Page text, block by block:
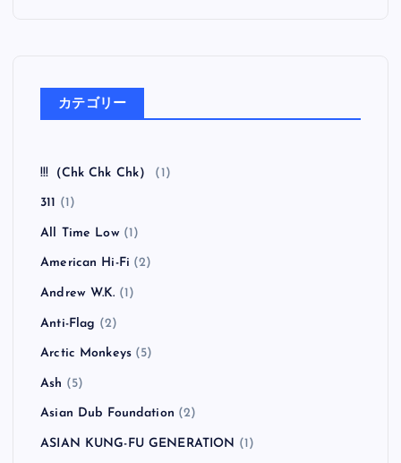
カテゴリー
!!!（Chk Chk Chk） (1)
311 (1)
All Time Low(1)
American Hi-Fi (2)
Andrew W.K. (1)
Anti-Flag (2)
Arctic Monkeys (5)
Ash (5)
Asian Dub Foundation (2)
ASIAN KUNG-FU GENERATION (1)